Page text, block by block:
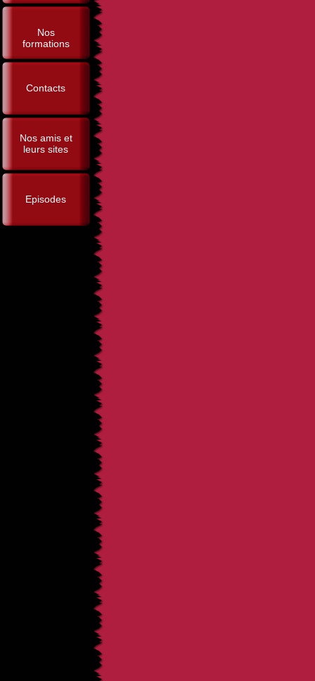
Nos
formations
Contacts
Nos amis et
leurs sites
Episodes